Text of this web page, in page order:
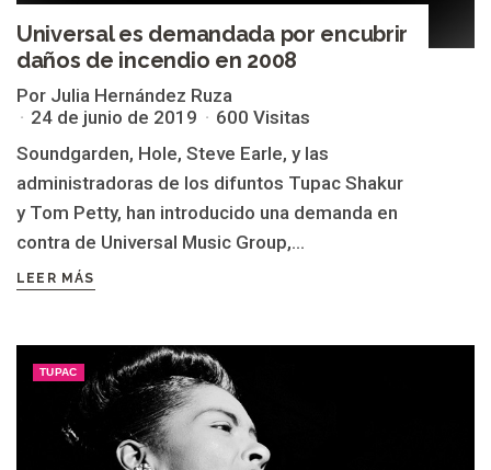
Universal es demandada por encubrir
daños de incendio en 2008
Por Julia Hernández Ruza
24 de junio de 2019
600 Visitas
Soundgarden, Hole, Steve Earle, y las
administradoras de los difuntos Tupac Shakur
y Tom Petty, han introducido una demanda en
contra de Universal Music Group,...
LEER MÁS
TUPAC